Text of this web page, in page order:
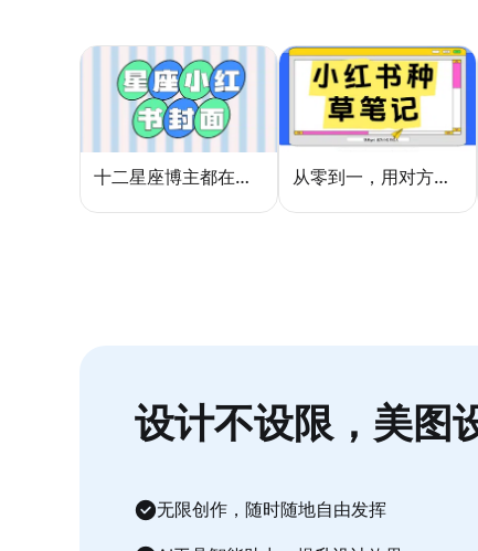
十二星座博主都在用的封面密码，星座小红书封面标题这样写才吸睛 从零到一，用对方法让小红书种草笔记的流量自己找上门
设计不设限，美图
无限创作，随时随地自由发挥